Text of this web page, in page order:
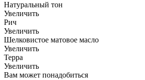
Натуральный тон
Увеличить
Рич
Увеличить
Шелковистое матовое масло
Увеличить
Терра
Увеличить
Вам может понадобиться